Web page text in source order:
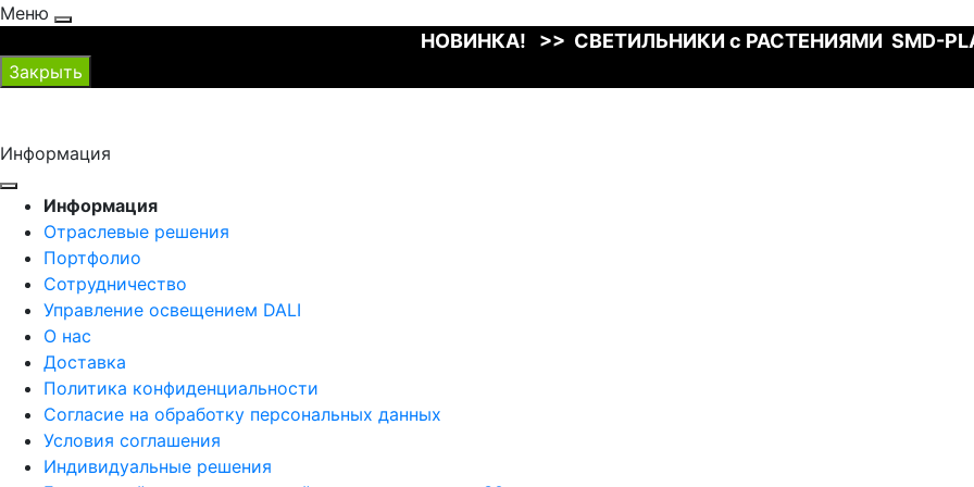
Меню
НОВИНКА! >> СВЕТИЛЬНИКИ с РАСТЕНИЯМИ SMD-
Закрыть
Информация
Информация
Отраслевые решения
Портфолио
Сотрудничество
Управление освещением DALI
О нас
Доставка
Политика конфиденциальности
Согласие на обработку персональных данных
Условия соглашения
Индивидуальные решения